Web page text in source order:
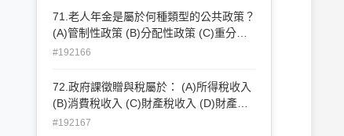
71.老人年金是屬於何種類型的公共政策？
(A)管制性政策 (B)分配性政策 (C)重分配
性政策 (D)自我管制性政策
#192166
72.政府課徵贈與稅屬於： (A)所得稅收入
(B)消費稅收入 (C)財產稅收入 (D)財產收
入
#192167